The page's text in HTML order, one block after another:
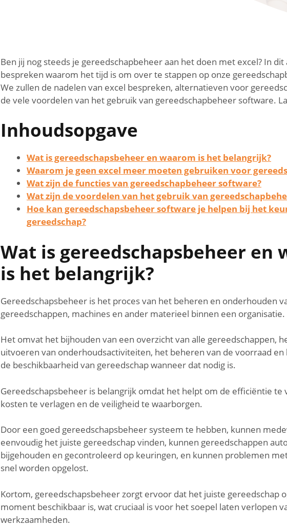
Ben jij nog steeds je gereedschapbeheer aan het doen met excel? In
bespreken waarom het tijd is om over te stappen op onze
We zullen de nadelen van excel bespreken, alternatieven voor
de vele voordelen van het gebruik van gereedschapbeheer software.
Inhoudsopgave
Wat is gereedschapsbeheer en waarom is het belangrijk?
Waarom je geen excel meer moeten gebruiken voor
Wat zijn de functies van gereedschapbeheer software?
Wat zijn de voordelen van het gebruik van
Hoe kan gereedschapsbeheer software je helpen bij het
gereedschap?
Wat is gereedschapsbeheer en
is het belangrijk?
Gereedschapsbeheer is het proces van het beheren en onderhouden
gereedschappen, machines en ander materieel binnen een organisatie.
Het omvat het bijhouden van een overzicht van alle gereedschappen,
uitvoeren van onderhoudsactiviteiten, het beheren van de voorraad
de beschikbaarheid van gereedschap wanneer dat nodig is.
Gereedschapsbeheer is belangrijk omdat het helpt om de efficiëntie te
kosten te verlagen en de veiligheid te waarborgen.
Door een goed gereedschapsbeheer systeem te hebben, kunnen
eenvoudig het juiste gereedschap vinden, kunnen gereedschappen
bijgehouden en gecontroleerd op keuringen, en kunnen problemen
snel worden opgelost.
Kortom, gereedschapsbeheer zorgt ervoor dat het juiste gereedschap
moment beschikbaar is, wat cruciaal is voor het soepel laten verlopen
werkzaamheden.